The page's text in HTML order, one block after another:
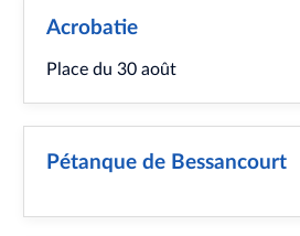
Acrobatie
Place du 30 août
Pétanque de Bessancourt